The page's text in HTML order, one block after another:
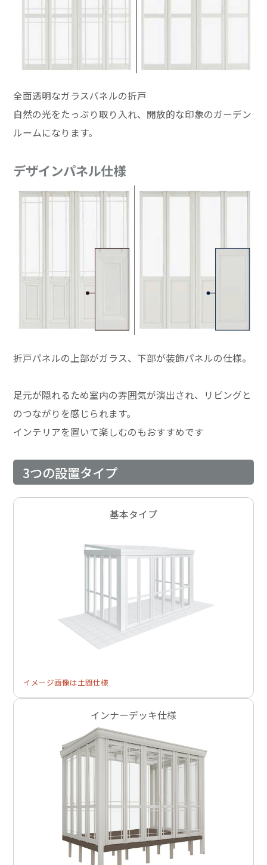
全面透明なガラスパネルの折戸
自然の光をたっぷり取り入れ、開放的な印象のガーデン
ルームになります。
デザインパネル仕様
折戸パネルの上部がガラス、下部が装飾パネルの仕様。
足元が隠れるため室内の雰囲気が演出され、リビングと
のつながりを感じられます。
インテリアを置いて楽しむのもおすすめです
3つの設置タイプ
基本タイプ
イメージ画像は土間仕様
インナーデッキ仕様